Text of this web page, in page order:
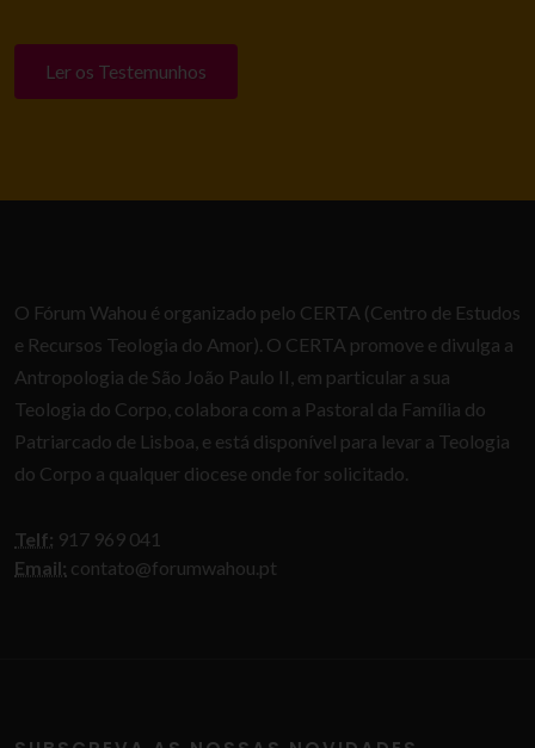
Ler os Testemunhos
O Fórum Wahou é organizado pelo CERTA (Centro de Estudos
e Recursos Teologia do Amor). O CERTA promove e divulga a
Antropologia de São João Paulo II, em particular a sua
Teologia do Corpo, colabora com a Pastoral da Família do
Patriarcado de Lisboa, e está disponível para levar a Teologia
do Corpo a qualquer diocese onde for solicitado.
Telf: 917 969 041
Email: contato@forumwahou.pt